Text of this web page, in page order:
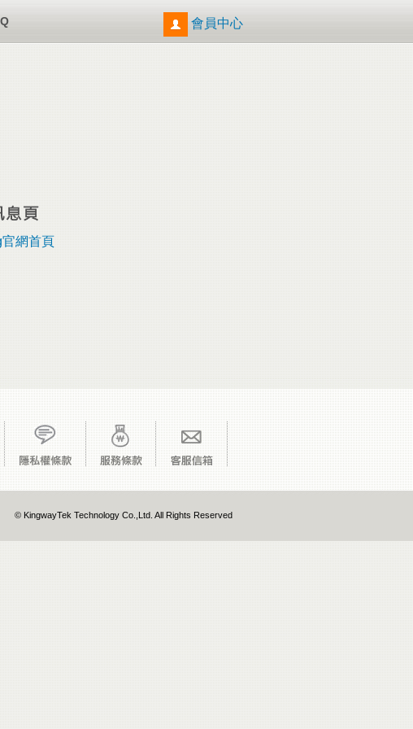
會員中心
網首頁
© KingwayTek Technology Co.,Ltd. All Rights Reserved